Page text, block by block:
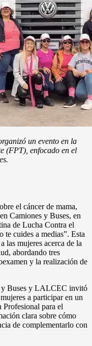
un evento en la
(FPT), enfocado en el
el cáncer de mama,
Camiones y Buses, en
de Lucha Contra el
te cuides a medias”. Esta
las mujeres acerca de la
abordando tres
y la realización de
y Buses y LALCEC invitó
a participar en un
Profesional para el
clara sobre cómo
de complementarlo con